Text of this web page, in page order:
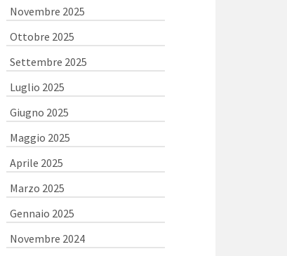
Novembre 2025
Ottobre 2025
Settembre 2025
Luglio 2025
Giugno 2025
Maggio 2025
Aprile 2025
Marzo 2025
Gennaio 2025
Novembre 2024